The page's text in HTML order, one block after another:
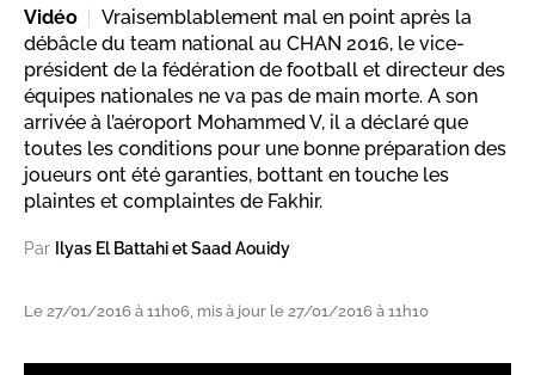
Vidéo
Vraisemblablement mal en point après la
débâcle du team national au CHAN 2016, le vice-
président de la fédération de football et directeur des
équipes nationales ne va pas de main morte. A son
arrivée à l’aéroport Mohammed V, il a déclaré que
toutes les conditions pour une bonne préparation des
joueurs ont été garanties, bottant en touche les
plaintes et complaintes de Fakhir.
Par Ilyas El Battahi et Saad Aouidy
Le 27/01/2016 à 11h06, mis à jour le 27/01/2016 à 11h10